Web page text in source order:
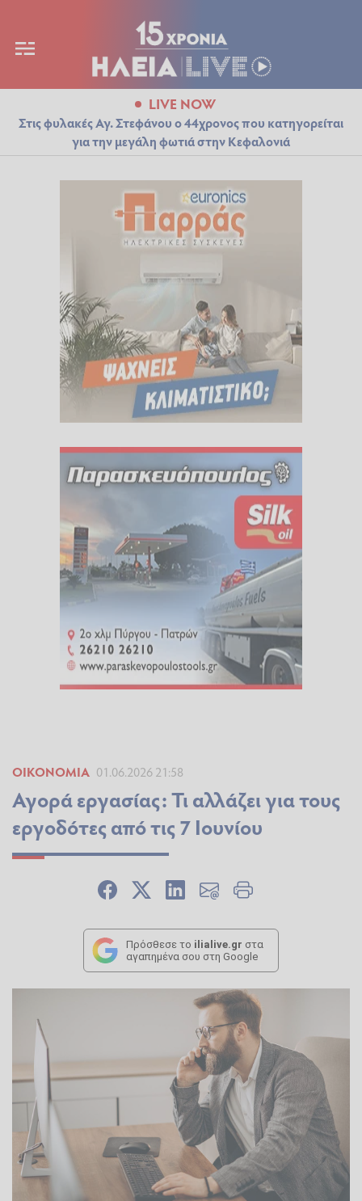
LIVE NOW
Στις φυλακές Αγ. Στεφάνου ο 44χρονος που κατηγορείται
για την μεγάλη φωτιά στην Κεφαλονιά
ΟΙΚΟΝΟΜΊΑ 01.06.2026 21:58
Αγορά εργασίας: Τι αλλάζει για τους
εργοδότες από τις 7 Ιουνίου
Πρόσθεσε το ilialive.gr στα
αγαπημένα σου στη Google